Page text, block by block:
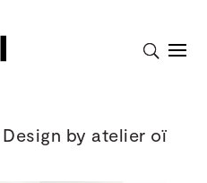
Design by atelier oï